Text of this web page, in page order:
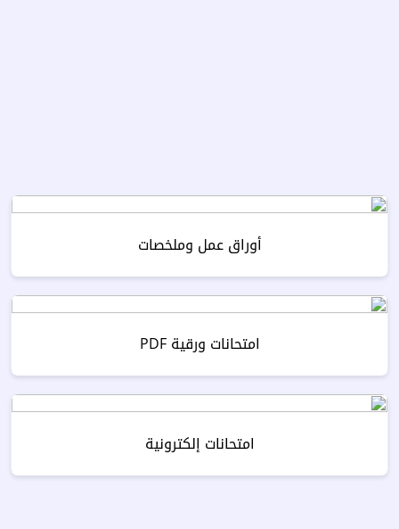
أوراق عمل وملخصات
امتحانات ورقية PDF
امتحانات إلكترونية